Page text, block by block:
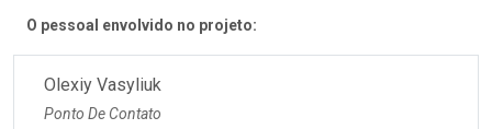
O pessoal envolvido no projeto:
Olexiy Vasyliuk
Ponto De Contato